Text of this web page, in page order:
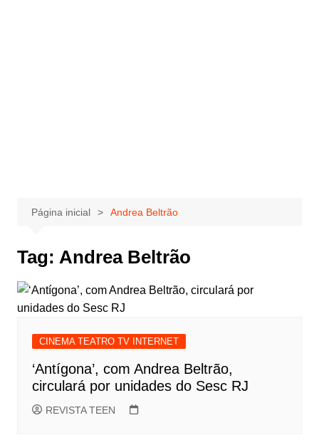
Página inicial Andrea Beltrão
Tag: Andrea Beltrão
CINEMA TEATRO TV INTERNET
‘Antígona’, com Andrea Beltrão,
circulará por unidades do Sesc RJ
REVISTA TEEN